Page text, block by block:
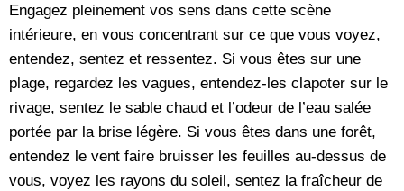
Engagez pleinement vos sens dans cette scène
intérieure, en vous concentrant sur ce que vous voyez,
entendez, sentez et ressentez. Si vous êtes sur une
plage, regardez les vagues, entendez-les clapoter sur le
rivage, sentez le sable chaud et l’odeur de l’eau salée
portée par la brise légère. Si vous êtes dans une forêt,
entendez le vent faire bruisser les feuilles au-dessus de
vous, voyez les rayons du soleil, sentez la fraîcheur de